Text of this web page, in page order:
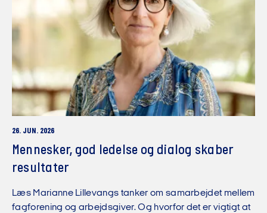
26. JUN. 2026
Mennesker, god ledelse og dialog skaber
resultater
Læs Marianne Lillevangs tanker om samarbejdet mellem
fagforening og arbejdsgiver. Og hvorfor det er vigtigt at